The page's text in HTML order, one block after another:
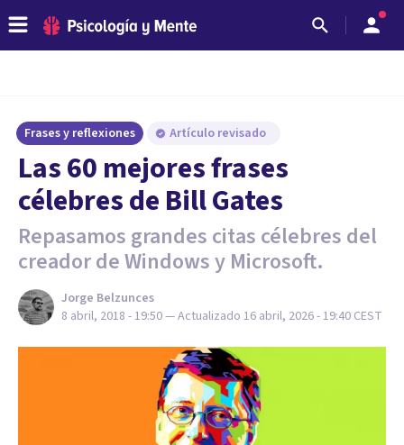
Frases y reflexiones Artículo revisado
Las 60 mejores frases
célebres de Bill Gates
Repasamos grandes citas célebres del
creador de Windows y Microsoft.
Jorge Belzunces
8 abril, 2018 - 19:50— Actualizado 16 abril, 2026 - 19:40 CEST